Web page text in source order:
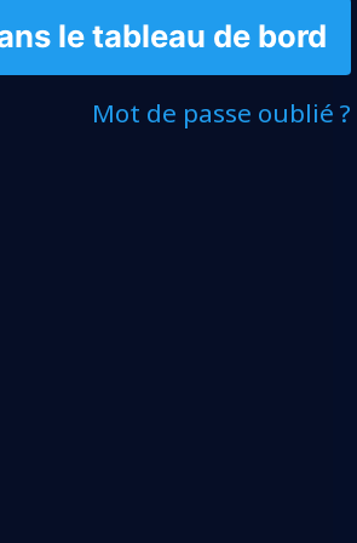
le tableau de bord
Mot de passe oublié ?